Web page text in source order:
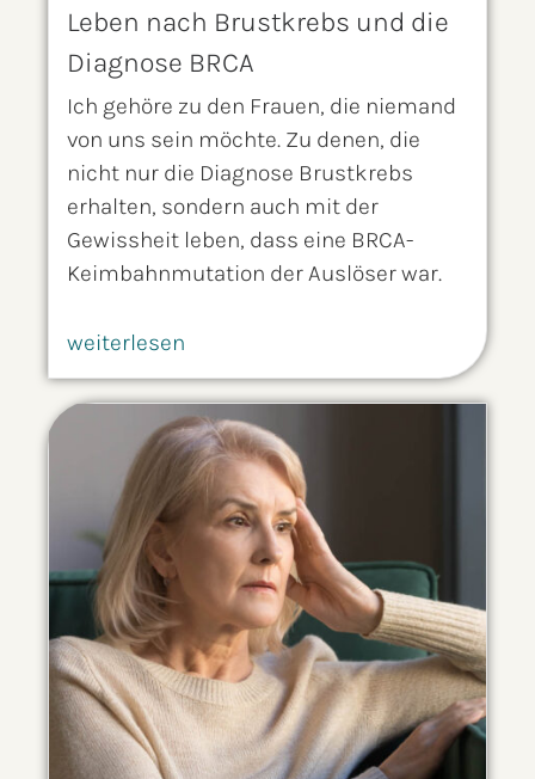
Leben nach Brustkrebs und die
Diagnose BRCA
Ich gehöre zu den Frauen, die niemand
von uns sein möchte. Zu denen, die
nicht nur die Diagnose Brustkrebs
erhalten, sondern auch mit der
Gewissheit leben, dass eine BRCA-
Keimbahnmutation der Auslöser war.
weiterlesen